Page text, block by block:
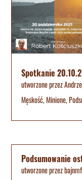
Spotkanie
utworzone przez
Męskość,Minione,
Podsumowanie
utworzone przez